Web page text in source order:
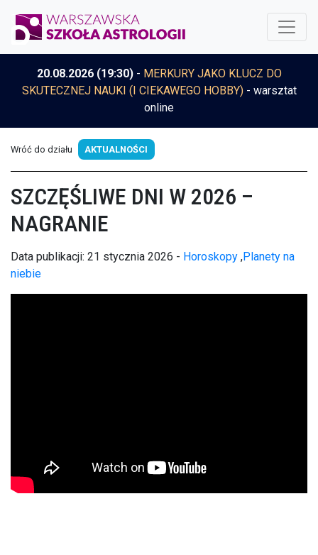
20.08.2026 (19:30)- MERKURY JAKO KLUCZ DO
SKUTECZNEJ NAUKI (I CIEKAWEGO HOBBY)- warsztat
online
Wróć do działu AKTUALNOŚCI
SZCZĘŚLIWE DNI W 2026 –
NAGRANIE
Data publikacji: 21 stycznia 2026 - Horoskopy ,Planety na
niebie